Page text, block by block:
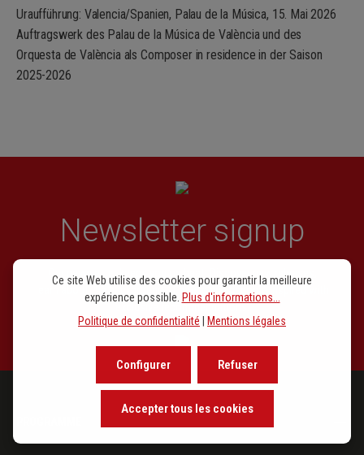
Teil 3
VI.
Estancia tras estancia
Uraufführung: Valencia/Spanien, Palau de la Música, 15. Mai 2026
Auftragswerk des Palau de la Música de València und des
Orquesta de València als Composer in residence in der Saison
2025-2026
Newsletter signup
Our newsletter keeps you on beat. Discover new releases,
learn about the background of music and become inspired with
exclusive recommendations.
Ce site Web utilise des cookies pour garantir la meilleure
expérience possible. Plus d'informations...
Politique de confidentialité | Mentions légales
Refuser
Configurer
Accepter tous les cookies